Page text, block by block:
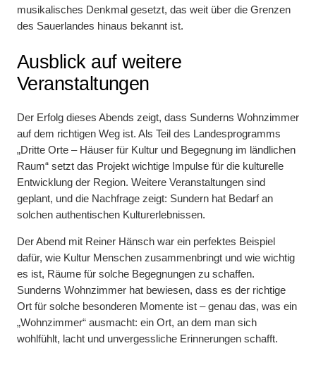
musikalisches Denkmal gesetzt, das weit über die Grenzen
des Sauerlandes hinaus bekannt ist.
Ausblick auf weitere
Veranstaltungen
Der Erfolg dieses Abends zeigt, dass Sunderns Wohnzimmer
auf dem richtigen Weg ist. Als Teil des Landesprogramms
„Dritte Orte – Häuser für Kultur und Begegnung im ländlichen
Raum“ setzt das Projekt wichtige Impulse für die kulturelle
Entwicklung der Region. Weitere Veranstaltungen sind
geplant, und die Nachfrage zeigt: Sundern hat Bedarf an
solchen authentischen Kulturerlebnissen.
Der Abend mit Reiner Hänsch war ein perfektes Beispiel
dafür, wie Kultur Menschen zusammenbringt und wie wichtig
es ist, Räume für solche Begegnungen zu schaffen.
Sunderns Wohnzimmer hat bewiesen, dass es der richtige
Ort für solche besonderen Momente ist – genau das, was ein
„Wohnzimmer“ ausmacht: ein Ort, an dem man sich
wohlfühlt, lacht und unvergessliche Erinnerungen schafft.